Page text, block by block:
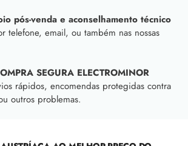
pós-venda e aconselhamento técnico
telefone, email, ou também nas nossas
SEGURA ELECTROMINOR
rápidos, encomendas protegidas contra
outros problemas.